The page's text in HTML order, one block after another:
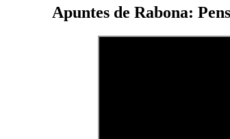
Apuntes de Rabona: